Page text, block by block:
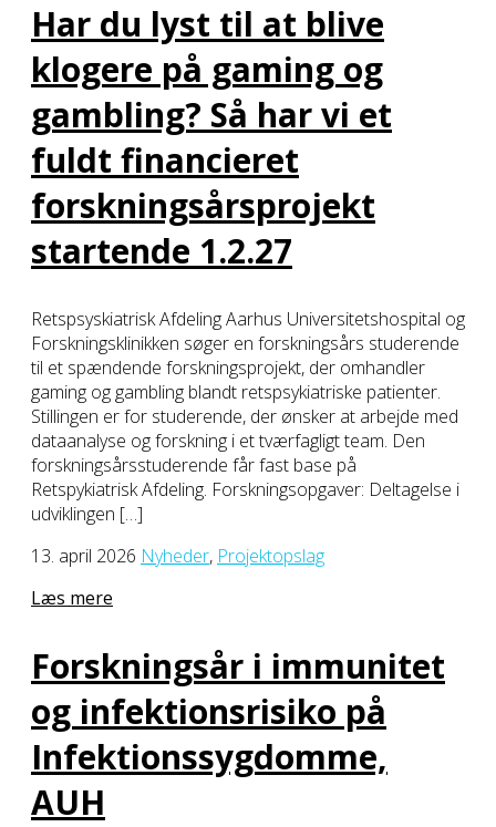
Har du lyst til at blive
klogere på gaming og
gambling? Så har vi et
fuldt financieret
forskningsårsprojekt
startende 1.2.27
Retspsyskiatrisk Afdeling Aarhus Universitetshospital og
Forskningsklinikken søger en forskningsårs studerende
til et spændende forskningsprojekt, der omhandler
gaming og gambling blandt retspsykiatriske patienter.
Stillingen er for studerende, der ønsker at arbejde med
dataanalyse og forskning i et tværfagligt team. Den
forskningsårsstuderende får fast base på
Retspykiatrisk Afdeling. Forskningsopgaver: Deltagelse i
udviklingen […]
13. april 2026 Nyheder, Projektopslag
Læs mere
Forskningsår i immunitet
og infektionsrisiko på
Infektionssygdomme,
AUH